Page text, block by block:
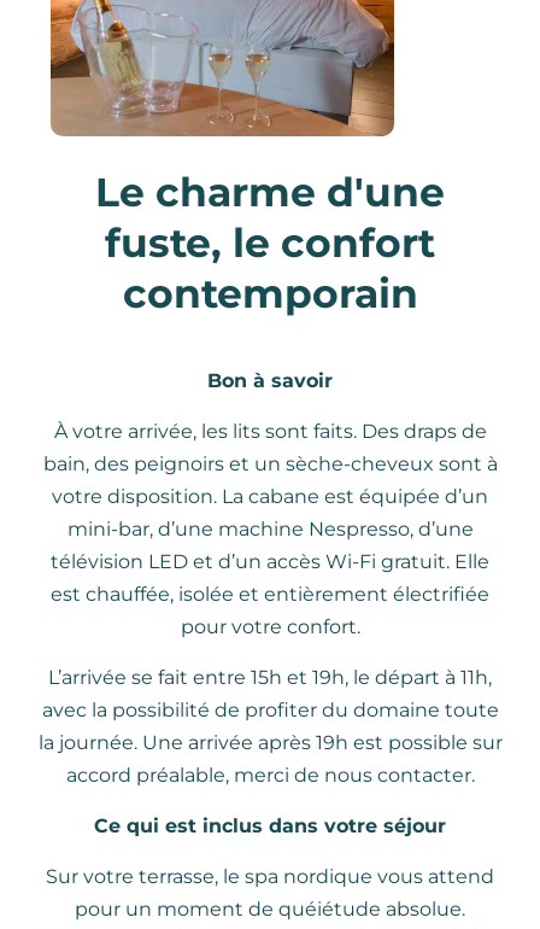
Le charme d'une
fuste, le confort
contemporain
Bon à savoir
À votre arrivée, les lits sont faits. Des draps de
bain, des peignoirs et un sèche-cheveux sont à
votre disposition. La cabane est équipée d’un
mini-bar, d’une machine Nespresso, d’une
télévision LED et d’un accès Wi-Fi gratuit. Elle
est chauffée, isolée et entièrement électrifiée
pour votre confort.
L’arrivée se fait entre 15h et 19h, le départ à 11h,
avec la possibilité de profiter du domaine toute
la journée. Une arrivée après 19h est possible sur
accord préalable, merci de nous contacter.
Ce qui est inclus dans votre séjour
Sur votre terrasse, le spa nordique vous attend
pour un moment de quéiétude absolue.